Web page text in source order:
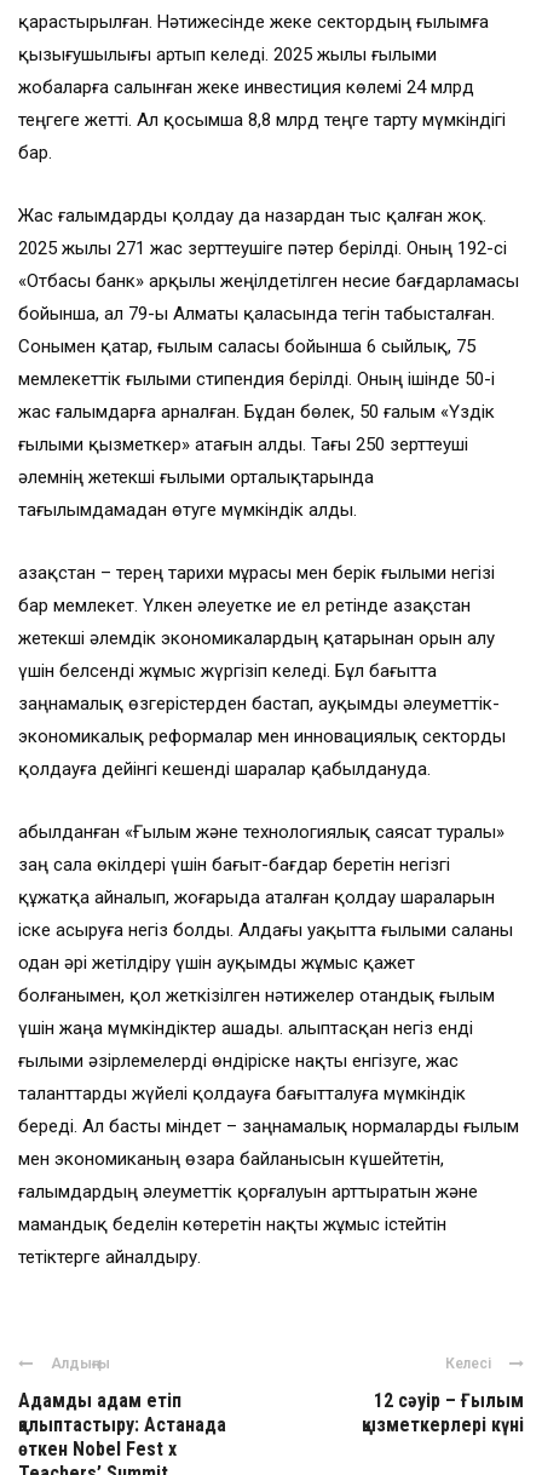
қарастырылған. Нәтижесінде жеке сектордың ғылымға
қызығушылығы артып келеді. 2025 жылы ғылыми
жобаларға салынған жеке инвестиция көлемі 24 млрд
теңгеге жетті. Ал қосымша 8,8 млрд теңге тарту мүмкіндігі
бар.
Жас ғалымдарды қолдау да назардан тыс қалған жоқ.
2025 жылы 271 жас зерттеушіге пәтер берілді. Оның 192-сі
«Отбасы банк» арқылы жеңілдетілген несие бағдарламасы
бойынша, ал 79-ы Алматы қаласында тегін табысталған.
Сонымен қатар, ғылым саласы бойынша 6 сыйлық, 75
мемлекеттік ғылыми стипендия берілді. Оның ішінде 50-і
жас ғалымдарға арналған. Бұдан бөлек, 50 ғалым «Үздік
ғылыми қызметкер» атағын алды. Тағы 250 зерттеуші
әлемнің жетекші ғылыми орталықтарында
тағылымдамадан өтуге мүмкіндік алды.
Қазақстан – терең тарихи мұрасы мен берік ғылыми негізі
бар мемлекет. Үлкен әлеуетке ие ел ретінде Қазақстан
жетекші әлемдік экономикалардың қатарынан орын алу
үшін белсенді жұмыс жүргізіп келеді. Бұл бағытта
заңнамалық өзгерістерден бастап, ауқымды әлеуметтік-
экономикалық реформалар мен инновациялық секторды
қолдауға дейінгі кешенді шаралар қабылдануда.
Қабылданған «Ғылым және технологиялық саясат туралы»
заң сала өкілдері үшін бағыт-бағдар беретін негізгі
құжатқа айналып, жоғарыда аталған қолдау шараларын
іске асыруға негіз болды. Алдағы уақытта ғылыми саланы
одан әрі жетілдіру үшін ауқымды жұмыс қажет
болғанымен, қол жеткізілген нәтижелер отандық ғылым
үшін жаңа мүмкіндіктер ашады. Қалыптасқан негіз енді
ғылыми әзірлемелерді өндіріске нақты енгізуге, жас
таланттарды жүйелі қолдауға бағытталуға мүмкіндік
береді. Ал басты міндет – заңнамалық нормаларды ғылым
мен экономиканың өзара байланысын күшейтетін,
ғалымдардың әлеуметтік қорғалуын арттыратын және
мамандық беделін көтеретін нақты жұмыс істейтін
тетіктерге айналдыру.
Алдыңғы
Адамды адам етіп
қалыптастыру: Астанада
өткен Nobel Fest x
Келесі
12 сәуір – Ғылым
қызметкерлері күні